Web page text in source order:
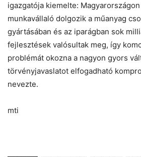
igazgatója kiemelte:
munkavállaló dolgozik a műanyag
gyártásában és az iparágban sok
fejlesztések valósultak meg, így
problémát okozna a nagyon gyors
törvényjavaslatot elfogadható
nevezte.
mti